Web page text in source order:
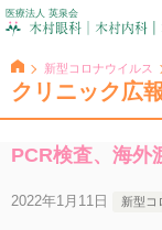
医療法人 英泉会
新型コロナウイルス
クリニック広
PCR検査、海外
2022年1月11日 新型コ